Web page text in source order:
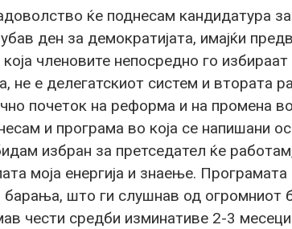
ќе поднесам кандидатура
ден за демократијата, имајќи
членовите непосредно го
не е делегатскиот систем и втората
почеток на реформа и на промена во
и програма во која се напишани
избран за претседател ќе
моја енергија и знаење. Програмата
барања, што ги слушнав од огромниот
чести средби изминативе 2-3